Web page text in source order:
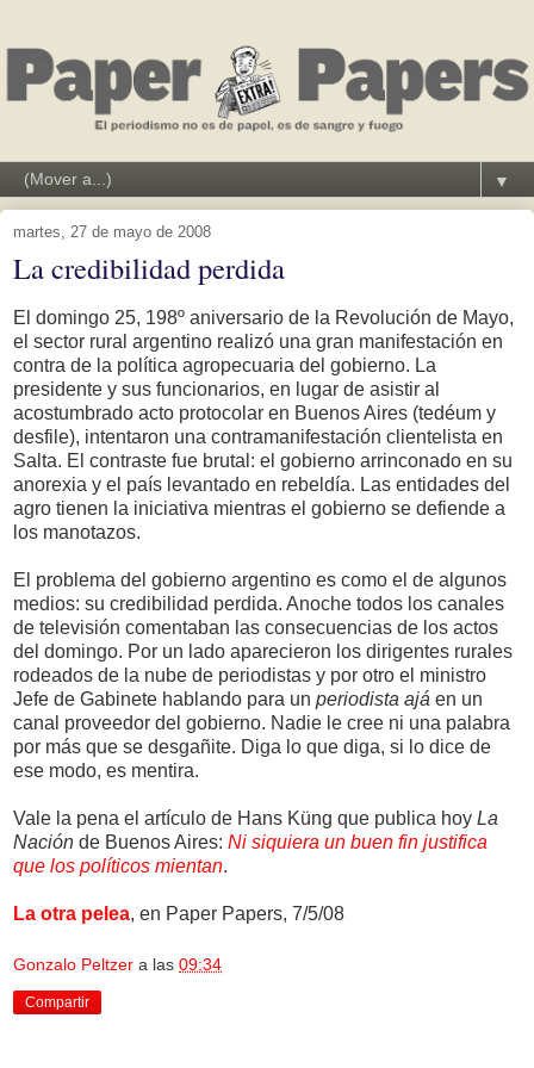
▼
martes, 27 de mayo de 2008
La credibilidad perdida
El domingo 25, 198º aniversario de la Revolución de Mayo,
el sector rural argentino realizó una gran manifestación en
contra de la política agropecuaria del gobierno. La
presidente y sus funcionarios, en lugar de asistir al
acostumbrado acto protocolar en Buenos Aires (tedéum y
desfile), intentaron una contramanifestación clientelista en
Salta. El contraste fue brutal: el gobierno arrinconado en su
anorexia y el país levantado en rebeldía. Las entidades del
agro tienen la iniciativa mientras el gobierno se defiende a
los manotazos.
El problema del gobierno argentino es como el de algunos
medios: su credibilidad perdida. Anoche todos los canales
de televisión comentaban las consecuencias de los actos
del domingo. Por un lado aparecieron los dirigentes rurales
rodeados de la nube de periodistas y por otro el ministro
Jefe de Gabinete hablando para un periodista ajá en un
canal proveedor del gobierno. Nadie le cree ni una palabra
por más que se desgañite. Diga lo que diga, si lo dice de
ese modo, es mentira.
Vale la pena el artículo de Hans Küng que publica hoy La
Nación de Buenos Aires: Ni siquiera un buen fin justifica
que los políticos mientan.
La otra pelea, en Paper Papers, 7/5/08
Gonzalo Peltzer a las 09:34
Compartir